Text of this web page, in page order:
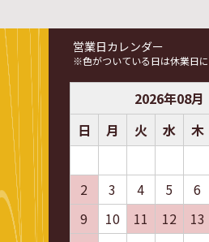
営業日カレンダー
※色がついている日は休業日に
2026年08月
日
月 火 水 木
2
3 4 5 6
9
10 11 12 13